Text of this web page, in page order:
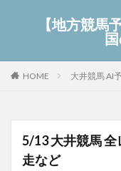
【地方競馬
HOME 大井競馬 AI
5/13 大井競馬
走など